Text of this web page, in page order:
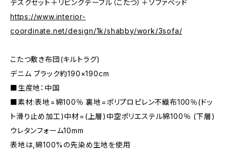
デスクセット＋リビングテーブル（こたつ）＋ソファベッド
https://www.interior-
coordinate.net/design/1k/shabby/work/3sofa/
こたつ敷き布団(キルトラグ)
デニム ブラック約190×190cm
■生産地：中国
■素材:表地=綿100％ 裏地=ポリプロピレン不織布100％(ドッ
ト滑り止め加工)中材=(上層)中空ポリエステル綿100％ (下層)
ウレタンフォーム10mm
表地は,綿100%の先染め生地を使用